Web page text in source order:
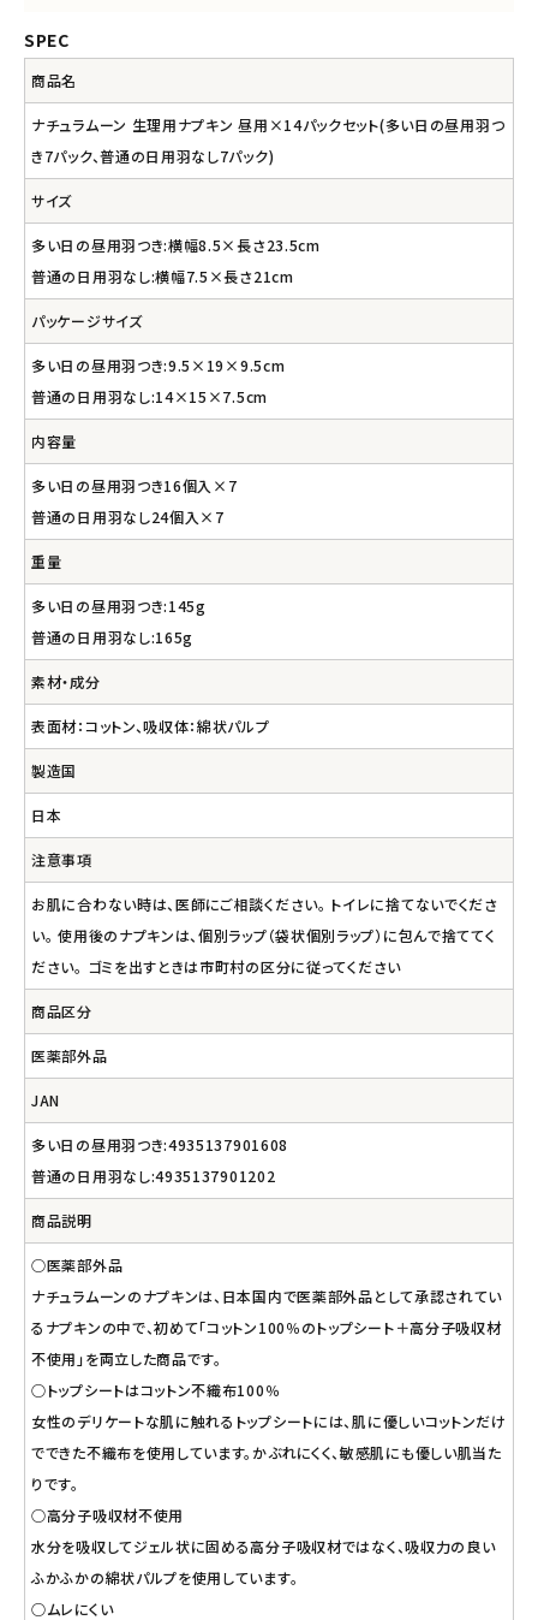
SPEC
商品名
ナチュラムーン 生理用ナプキン 昼用×14パックセット(多い日の昼用羽つ
き7パック、普通の日用羽なし7パック)
サイズ
多い日の昼用羽つき:横幅8.5×長さ23.5cm
普通の日用羽なし:横幅7.5×長さ21cm
パッケージサイズ
多い日の昼用羽つき:9.5×19×9.5cm
普通の日用羽なし:14×15×7.5cm
内容量
多い日の昼用羽つき16個入×7
普通の日用羽なし24個入×7
重量
多い日の昼用羽つき:145g
普通の日用羽なし:165g
素材・成分
表面材：コットン、吸収体：綿状パルプ
製造国
日本
注意事項
お肌に合わない時は、医師にご相談ください。 トイレに捨てないでくださ
い。 使用後のナプキンは、個別ラップ（袋状個別ラップ）に包んで捨ててく
ださい。 ゴミを出すときは市町村の区分に従ってください
商品区分
医薬部外品
JAN
多い日の昼用羽つき:4935137901608
普通の日用羽なし:4935137901202
商品説明
○医薬部外品
ナチュラムーンのナプキンは、日本国内で医薬部外品として承認されてい
るナプキンの中で、初めて「コットン100％のトップシート＋高分子吸収材
不使用」を両立した商品です。
○トップシートはコットン不織布100％
女性のデリケートな肌に触れるトップシートには、肌に優しいコットンだけ
でできた不織布を使用しています。かぶれにくく、敏感肌にも優しい肌当た
りです。
○高分子吸収材不使用
水分を吸収してジェル状に固める高分子吸収材ではなく、吸収力の良い
ふかふかの綿状パルプを使用しています。
○ムレにくい